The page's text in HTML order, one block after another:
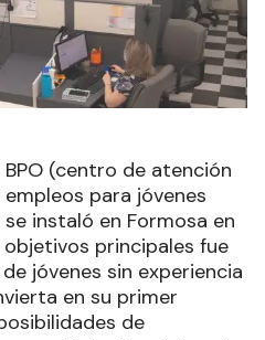
(centro de atención
para jóvenes
instaló en Formosa en
objetivos principales fue
jóvenes sin experiencia
en su primer
de